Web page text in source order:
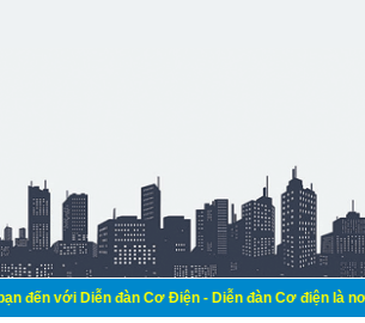
đàn Cơ Điện - Diễn đàn Cơ điện là nơi chia sẽ